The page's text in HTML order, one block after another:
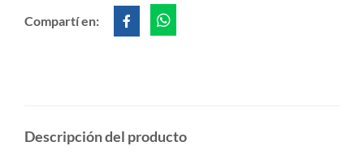
Compartí en:
Descripción del producto